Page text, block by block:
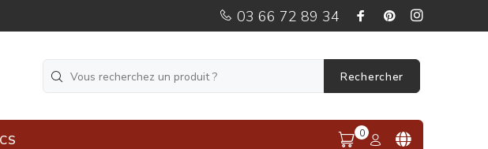
03 66 72 89 34
Rechercher
0